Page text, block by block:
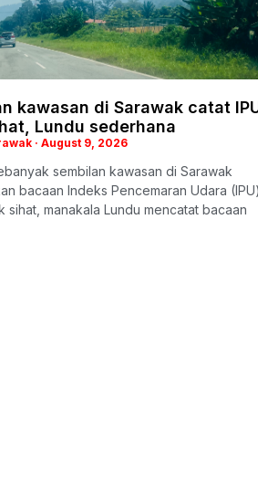
kawasan di Sarawak catat
Lundu sederhana
August 9, 2026
sembilan kawasan di Sarawak
bacaan Indeks Pencemaran Udara
sihat, manakala Lundu mencatat bacaan